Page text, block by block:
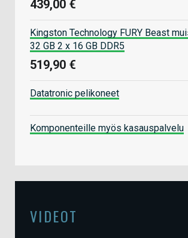
439,00 €
Kingston Technology FURY Beast
32 GB 2 x 16 GB DDR5
519,90 €
Datatronic pelikoneet
Komponenteille myös kasauspalvelu
VIDEOT